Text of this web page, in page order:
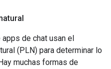
de chat usan el
(PLN) para determinar lo
muchas formas de